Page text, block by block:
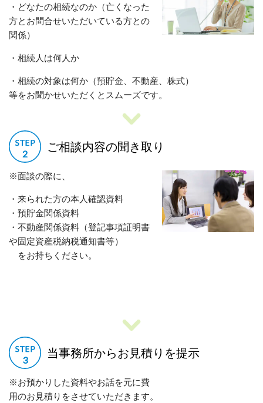
・どなたの相続なのか（亡くなった
方とお問合せいただいている方との
関係）
・相続人は何人か
・相続の対象は何か（預貯金、不動産、株式）
等をお聞かせいただくとスムーズです。
ご相談内容の聞き取り
※面談の際に、
・来られた方の本人確認資料
・預貯金関係資料
・不動産関係資料（登記事項証明書
や固定資産税納税通知書等）
をお持ちください。
当事務所からお見積りを提示
※お預かりした資料やお話を元に費
用のお見積りをさせていただきます。